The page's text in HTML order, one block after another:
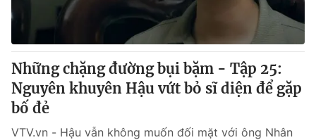
Những chặng đường bụi bặm - Tập 25:
Nguyên khuyên Hậu vứt bỏ sĩ diện để gặp
bố đẻ
VTV.vn - Hậu vẫn không muốn đối mặt với ông Nhân